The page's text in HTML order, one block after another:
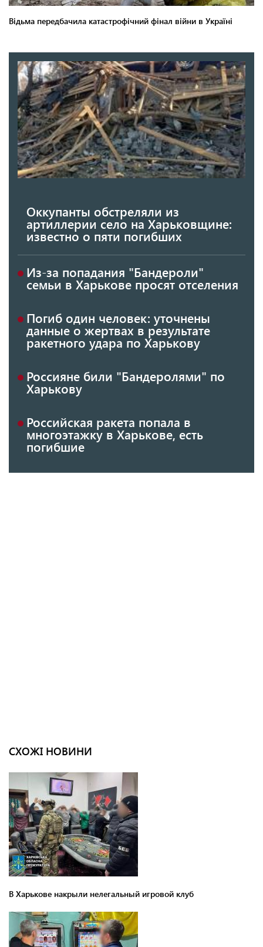
Оккупанты обстреляли из
артиллерии село на Харьковщине:
известно о пяти погибших
Из-за попадания "Бандероли"
семьи в Харькове просят отселения
Погиб один человек: уточнены
данные о жертвах в результате
ракетного удара по Харькову
Россияне били "Бандеролями" по
Харькову
Российская ракета попала в
многоэтажку в Харькове, есть
погибшие
СХОЖІ НОВИНИ
В Харькове накрыли нелегальный игровой клуб